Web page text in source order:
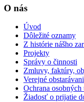
O nás
Úvod
Dôležité oznamy
Z histórie nášho
Projekty
Správy o činnosti
Zmluvy, faktúry,
Verejné
Ochrana
Žiadosť o prijatie